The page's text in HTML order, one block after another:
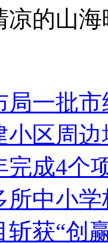
凉的山
一批市
区周
完成4个
所中小
获“创